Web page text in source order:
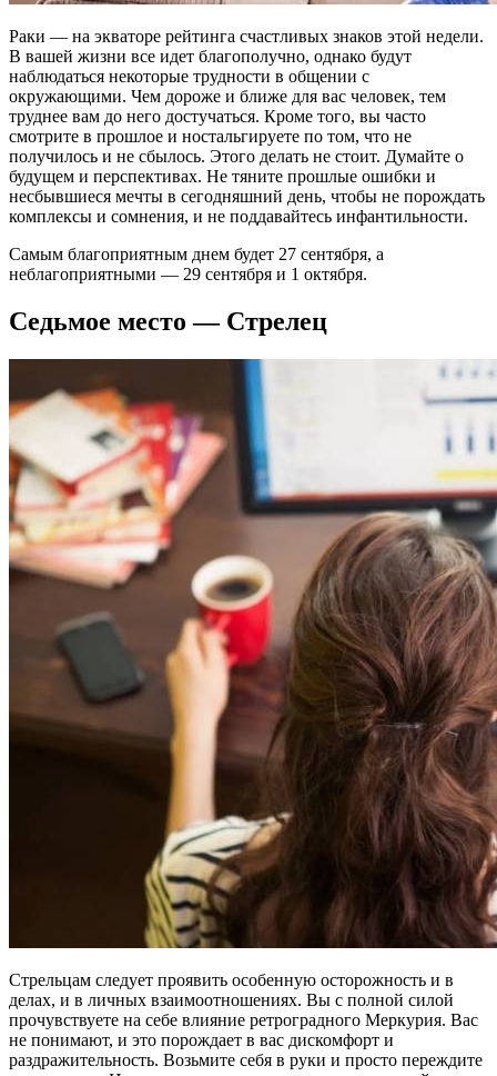
Раки — на экваторе рейтинга счастливых знаков этой недели.
В вашей жизни все идет благополучно, однако будут
наблюдаться некоторые трудности в общении с
окружающими. Чем дороже и ближе для вас человек, тем
труднее вам до него достучаться. Кроме того, вы часто
смотрите в прошлое и ностальгируете по том, что не
получилось и не сбылось. Этого делать не стоит. Думайте о
будущем и перспективах. Не тяните прошлые ошибки и
несбывшиеся мечты в сегодняшний день, чтобы не порождать
комплексы и сомнения, и не поддавайтесь инфантильности.
Самым благоприятным днем будет 27 сентября, а
неблагоприятными — 29 сентября и 1 октября.
Седьмое место — Стрелец
Стрельцам следует проявить особенную осторожность и в
делах, и в личных взаимоотношениях. Вы с полной силой
прочувствуете на себе влияние ретроградного Меркурия. Вас
не понимают, и это порождает в вас дискомфорт и
раздражительность. Возьмите себя в руки и просто переждите